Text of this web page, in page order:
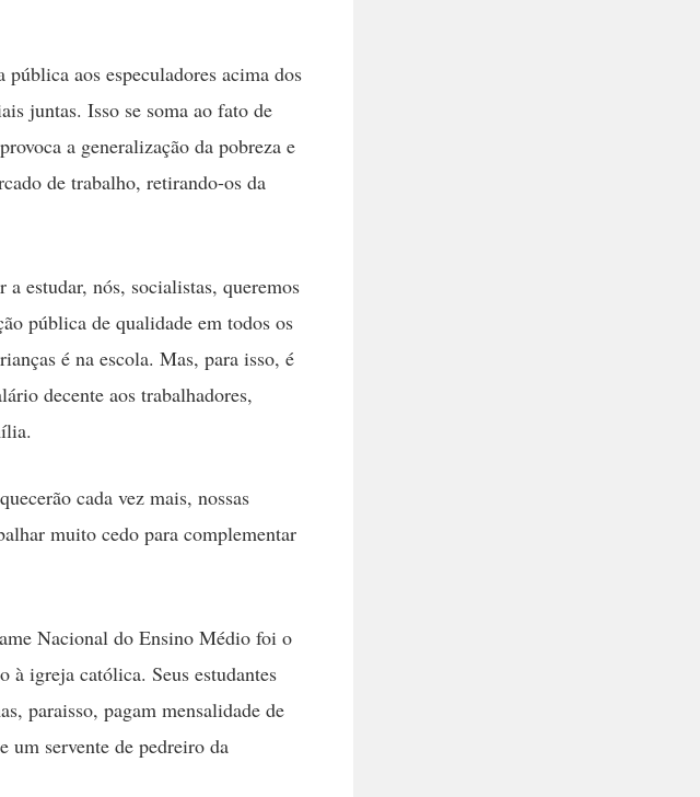
aos especuladores acima dos
juntas. Isso se soma ao fato de
a generalização da pobreza e
de trabalho, retirando-os da
estudar, nós, socialistas, queremos
pública de qualidade em todos os
é na escola. Mas, para isso, é
decente aos trabalhadores,
cada vez mais, nossas
muito cedo para complementar
Nacional do Ensino Médio foi o
igreja católica. Seus estudantes
paraisso, pagam mensalidade de
um servente de pedreiro da